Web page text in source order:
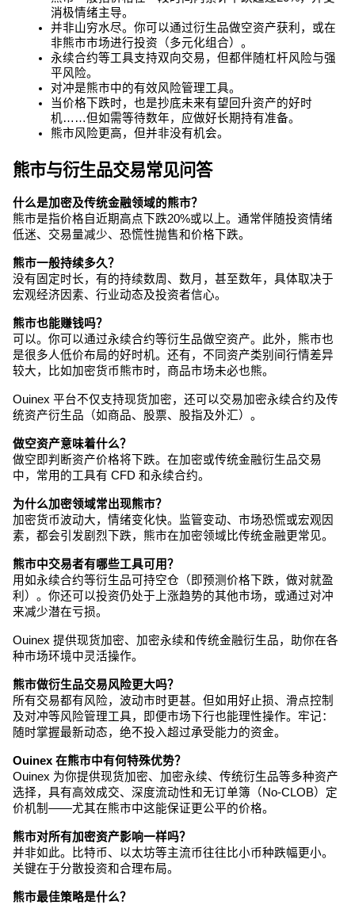
消极情绪主导。
并非山穷水尽。你可以通过衍生品做空资产获利，或在
非熊市市场进行投资（多元化组合）。
永续合约等工具支持双向交易，但都伴随杠杆风险与强
平风险。
对冲是熊市中的有效风险管理工具。
当价格下跌时，也是抄底未来有望回升资产的好时
机……但如需等待数年，应做好长期持有准备。
熊市风险更高，但并非没有机会。
熊市与衍生品交易常见问答
什么是加密及传统金融领域的熊市？
熊市是指价格自近期高点下跌20%或以上。通常伴随投资情绪
低迷、交易量减少、恐慌性抛售和价格下跌。
熊市一般持续多久？
没有固定时长，有的持续数周、数月，甚至数年，具体取决于
宏观经济因素、行业动态及投资者信心。
熊市也能赚钱吗？
可以。你可以通过永续合约等衍生品做空资产。此外，熊市也
是很多人低价布局的好时机。还有，不同资产类别间行情差异
较大，比如加密货币熊市时，商品市场未必也熊。
Ouinex 平台不仅支持现货加密，还可以交易加密永续合约及传
统资产衍生品（如商品、股票、股指及外汇）。
做空资产意味着什么？
做空即判断资产价格将下跌。在加密或传统金融衍生品交易
中，常用的工具有 CFD 和永续合约。
为什么加密领域常出现熊市？
加密货币波动大，情绪变化快。监管变动、市场恐慌或宏观因
素，都会引发剧烈下跌，熊市在加密领域比传统金融更常见。
熊市中交易者有哪些工具可用？
用如永续合约等衍生品可持空仓（即预测价格下跌，做对就盈
利）。你还可以投资仍处于上涨趋势的其他市场，或通过对冲
来减少潜在亏损。
Ouinex 提供现货加密、加密永续和传统金融衍生品，助你在各
种市场环境中灵活操作。
熊市做衍生品交易风险更大吗？
所有交易都有风险，波动市时更甚。但如用好止损、滑点控制
及对冲等风险管理工具，即便市场下行也能理性操作。牢记：
随时掌握最新动态，绝不投入超过承受能力的资金。
Ouinex 在熊市中有何特殊优势？
Ouinex 为你提供现货加密、加密永续、传统衍生品等多种资产
选择，具有高效成交、深度流动性和无订单簿（No-CLOB）定
价机制——尤其在熊市中这能保证更公平的价格。
熊市对所有加密资产影响一样吗？
并非如此。比特币、以太坊等主流币往往比小币种跌幅更小。
关键在于分散投资和合理布局。
熊市最佳策略是什么？